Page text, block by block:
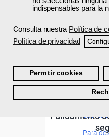
indispensables para la
Consulta nuestra Política de
Política de privacidad
Permitir cookies
Para
Grupo
Fundamento